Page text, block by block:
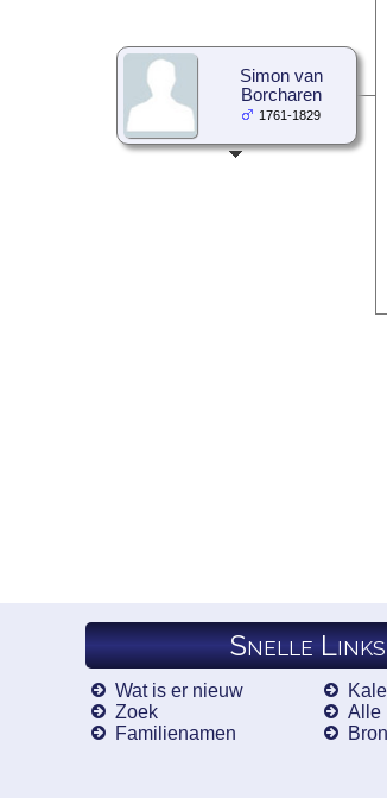
Simon van
Borcharen
1761-1829
Snelle Links
Wat is er nieuw
Zoek
Familienamen
Alle